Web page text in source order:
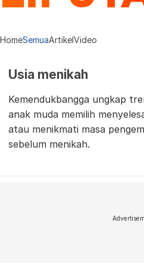
HomeSemuaArtikelVideo
Usia menikah
Kemendukbangga ungkap
anak muda memilih
atau menikmati masa
sebelum menikah.